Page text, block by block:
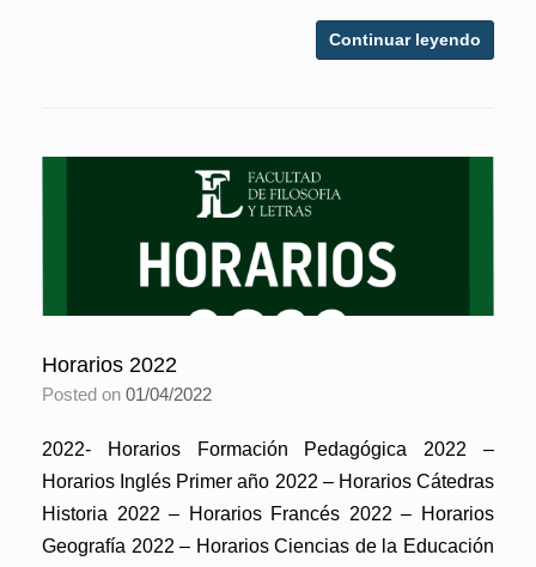
Continuar leyendo
Horarios 2022
Posted on 01/04/2022
2022- Horarios Formación Pedagógica 2022 –
Horarios Inglés Primer año 2022 – Horarios Cátedras
Historia 2022 – Horarios Francés 2022 – Horarios
Geografía 2022 – Horarios Ciencias de la Educación